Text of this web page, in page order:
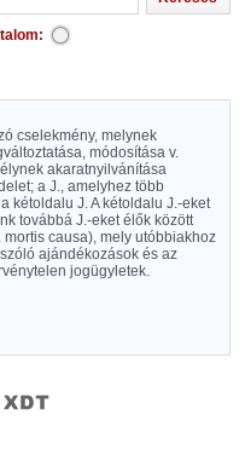
cselekmény, melynek
módosítása v.
akaratnyilvánítása
a J., amelyhez több
kétoldalu J. A kétoldalu J.-eket
továbbá J.-eket élők között
causa), mely utóbbiakhoz
ajándékozások és az
jogügyletek.